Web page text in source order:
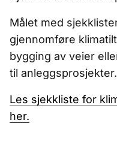
Målet med
gjennomføre
bygging av veier
til anleggsprosjekter.
Les sjekkliste for
her.